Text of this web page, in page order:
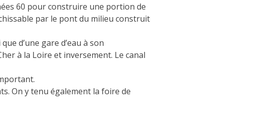
60 pour construire une portion de
par le pont du milieu construit
d’une gare d’eau à son
à la Loire et inversement. Le canal
On y tenu également la foire de